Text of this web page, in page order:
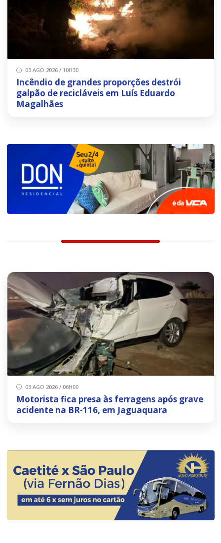
03 AGO 2026 / 10H30
Incêndio de grandes proporções destrói
galpão de recicláveis em Luís Eduardo
Magalhães
03 AGO 2026 / 06H00
Motorista fica presa às ferragens após grave
acidente na BR-116, em Jaguaquara